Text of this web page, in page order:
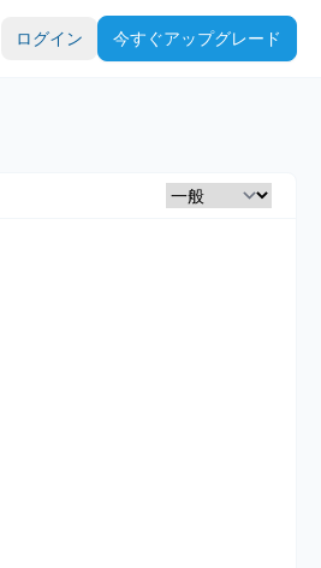
ログイン 今すぐアップグレード